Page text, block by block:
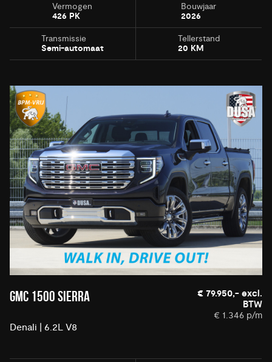
Vermogen
426 PK
Bouwjaar
2026
Transmissie
Semi-automaat
Tellerstand
20 KM
GMC 1500 SIERRA
Denali | 6.2L V8
€ 79.950,- excl.
BTW
€ 1.346 p/m